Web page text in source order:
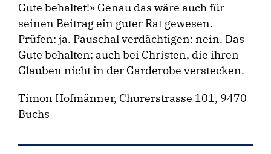
Gute behaltet!» Genau das wäre auch für
seinen Beitrag ein guter Rat gewesen.
Prüfen: ja. Pauschal verdächtigen: nein. Das
Gute behalten: auch bei Christen, die ihren
Glauben nicht in der Garderobe verstecken.
Timon Hofmänner, Churerstrasse 101, 9470
Buchs